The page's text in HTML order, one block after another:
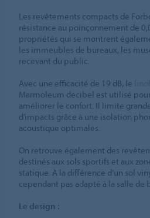
Les revêtements compacts de
résistance au poinçonnement de
propriétés qui se montrent
les immeubles de bureaux, les
recevant du public.
Avec une efficacité de 19 dB, le
Marmoleum decibel est utilisé
améliorer le confort. Il limite
d’impacts grâce à une isolation
acoustique optimales.
On retrouve également des
destinés aux sols sportifs et aux
statique. À la différence d’un sol
cependant pas adapté à la salle de
Le design :